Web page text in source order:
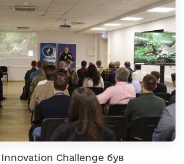
Innovation Challenge був